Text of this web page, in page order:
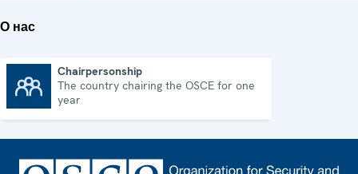
О нас
Chairpersonship
The country chairing the OSCE for one
year